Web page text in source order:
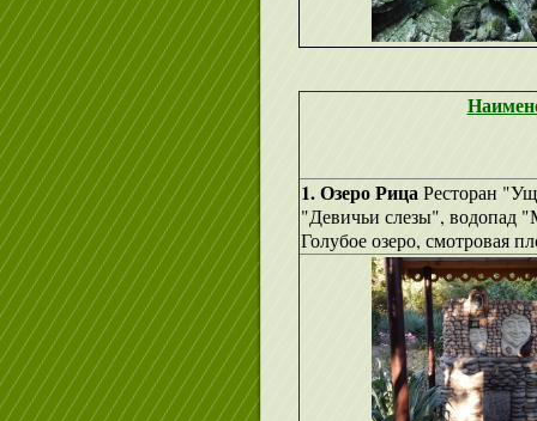
1. Озеро РицаРесторан
"Девичьи слезы", водопад
Голубое озеро, смотровая